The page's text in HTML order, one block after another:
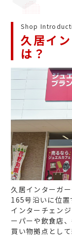
Shop
久居イ
は？
久居インターガ
165号沿いに位
インターチェン
ーパーや飲食店
買い物拠点とし